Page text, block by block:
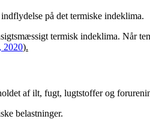
på det termiske indeklima.
termisk indeklima. Når
2020).
af ilt, fugt, lugtstoffer og
belastninger.